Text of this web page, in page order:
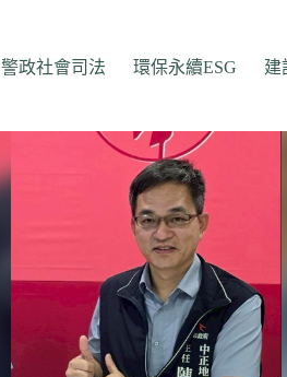
警政社會司法 環保永續ESG 建